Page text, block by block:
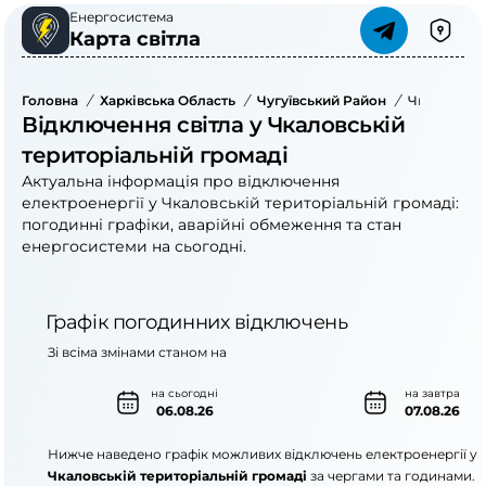
Енергосистема
Карта світла
Головна / Харківська Область / Чугуївський Район /
Відключення світла у Чкаловській
територіальній громаді
Актуальна інформація про відключення
електроенергії у Чкаловській територіальній громаді:
погодинні графіки, аварійні обмеження та стан
енергосистеми на сьогодні.
Графік погодинних відключень
на сьогодні
06.08.26
на завтра
07.08.26
Зі всіма змінами станом на
Нижче наведено графік можливих відключень електроенергії у
Чкаловській територіальній громаді за чергами та годинами.